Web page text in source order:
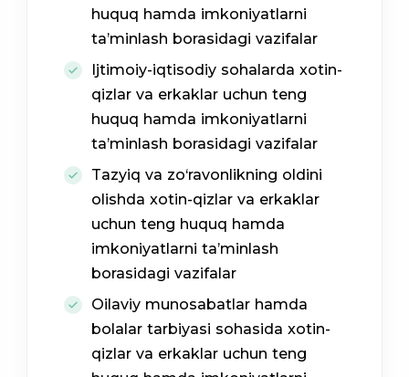
huquq hamda imkoniyatlarni
ta’minlash borasidagi vazifalar
Ijtimoiy-iqtisodiy sohalarda xotin-
qizlar va erkaklar uchun teng
huquq hamda imkoniyatlarni
ta’minlash borasidagi vazifalar
Tazyiq va zo‘ravonlikning oldini
olishda xotin-qizlar va erkaklar
uchun teng huquq hamda
imkoniyatlarni ta’minlash
borasidagi vazifalar
Oilaviy munosabatlar hamda
bolalar tarbiyasi sohasida xotin-
qizlar va erkaklar uchun teng